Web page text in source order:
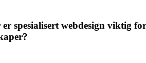
spesialisert webdesign viktig for